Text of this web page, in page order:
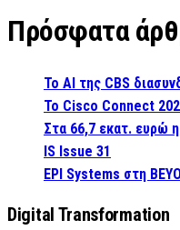
Πρόσφατα
Το AI της CBS
Το Cisco Connect
Στα 66,7 εκατ. ευρώ
IS Issue 31
EPI Systems στη
Digital Transformation